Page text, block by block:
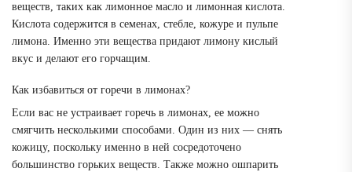
веществ, таких как лимонное масло и лимонная кислота.
Кислота содержится в семенах, стебле, кожуре и пульпе
лимона. Именно эти вещества придают лимону кислый
вкус и делают его горчащим.
Как избавиться от горечи в лимонах?
Если вас не устраивает горечь в лимонах, ее можно
смягчить несколькими способами. Один из них — снять
кожицу, поскольку именно в ней сосредоточено
большинство горьких веществ. Также можно ошпарить